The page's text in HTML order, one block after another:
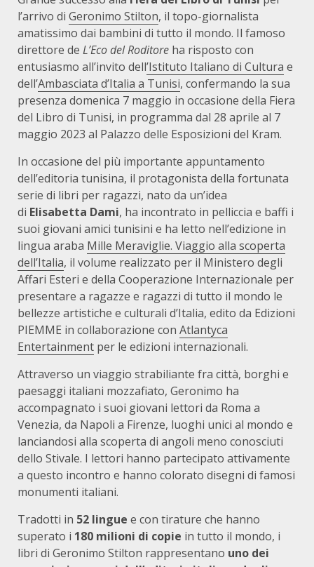
l’arrivo di Geronimo Stilton, il topo-giornalista
amatissimo dai bambini di tutto il mondo. Il famoso
direttore de L’Eco del Roditore ha risposto con
entusiasmo all’invito dell’Istituto Italiano di Cultura e
dell’Ambasciata d’Italia a Tunisi, confermando la sua
presenza domenica 7 maggio in occasione della Fiera
del Libro di Tunisi, in programma dal 28 aprile al 7
maggio 2023 al Palazzo delle Esposizioni del Kram.
In occasione del più importante appuntamento
dell’editoria tunisina, il protagonista della fortunata
serie di libri per ragazzi, nato da un’idea
di Elisabetta Dami, ha incontrato in pelliccia e baffi i
suoi giovani amici tunisini e ha letto nell’edizione in
lingua araba Mille Meraviglie. Viaggio alla scoperta
dell’Italia, il volume realizzato per il Ministero degli
Affari Esteri e della Cooperazione Internazionale per
presentare a ragazze e ragazzi di tutto il mondo le
bellezze artistiche e culturali d’Italia, edito da Edizioni
PIEMME in collaborazione con Atlantyca
Entertainment per le edizioni internazionali.
Attraverso un viaggio strabiliante fra città, borghi e
paesaggi italiani mozzafiato, Geronimo ha
accompagnato i suoi giovani lettori da Roma a
Venezia, da Napoli a Firenze, luoghi unici al mondo e
lanciandosi alla scoperta di angoli meno conosciuti
dello Stivale. I lettori hanno partecipato attivamente
a questo incontro e hanno colorato disegni di famosi
monumenti italiani.
Tradotti in 52 lingue e con tirature che hanno
superato i 180 milioni di copie in tutto il mondo, i
libri di Geronimo Stilton rappresentano uno dei